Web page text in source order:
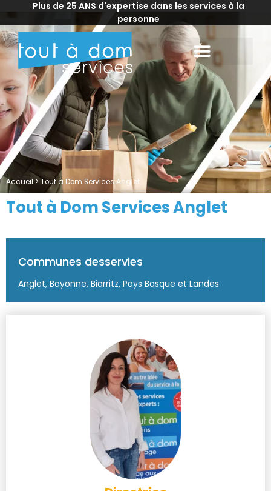
Plus de 25 ANS d'expertise dans les services à la
personne
Accueil >Tout à Dom Services Anglet
Tout à Dom Services Anglet
Communes desservies
Anglet, Bayonne, Biarritz, Pays Basque et Landes